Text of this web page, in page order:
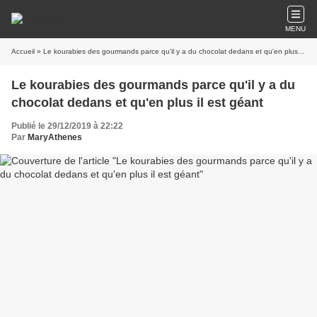
MENU
Accueil » Le kourabies des gourmands parce qu'il y a du chocolat dedans et qu'en plus il est géant
Le kourabies des gourmands parce qu'il y a du
chocolat dedans et qu'en plus il est géant
Publié le 29/12/2019 à 22:22
Par MaryAthenes